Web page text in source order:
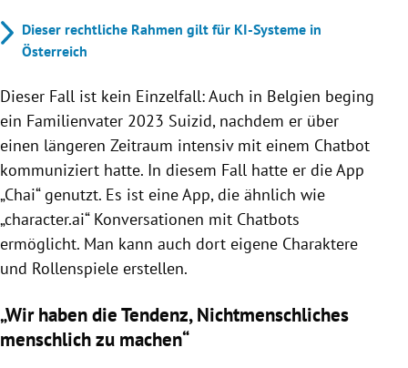
Dieser rechtliche Rahmen gilt für KI-Systeme in
Österreich
Dieser Fall ist kein Einzelfall: Auch in Belgien beging
ein Familienvater 2023 Suizid, nachdem er über
einen längeren Zeitraum intensiv mit einem Chatbot
kommuniziert hatte. In diesem Fall hatte er die App
„Chai“ genutzt. Es ist eine App, die ähnlich wie
„character.ai“ Konversationen mit Chatbots
ermöglicht. Man kann auch dort eigene Charaktere
und Rollenspiele erstellen.
„Wir haben die Tendenz, Nichtmenschliches
menschlich zu machen“